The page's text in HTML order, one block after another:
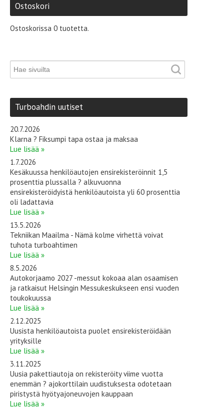
Ostoskori
Ostoskorissa 0 tuotetta.
Turboahdin uutiset
20.7.2026
Klarna ? Fiksumpi tapa ostaa ja maksaa
Lue lisää »
1.7.2026
Kesäkuussa henkilöautojen ensirekisteröinnit 1,5
prosenttia plussalla ? alkuvuonna
ensirekisteröidyistä henkilöautoista yli 60 prosenttia
oli ladattavia
Lue lisää »
13.5.2026
Tekniikan Maailma - Nämä kolme virhettä voivat
tuhota turboahtimen
Lue lisää »
8.5.2026
Autokorjaamo 2027 -messut kokoaa alan osaamisen
ja ratkaisut Helsingin Messukeskukseen ensi vuoden
toukokuussa
Lue lisää »
2.12.2025
Uusista henkilöautoista puolet ensirekisteröidään
yrityksille
Lue lisää »
3.11.2025
Uusia pakettiautoja on rekisteröity viime vuotta
enemmän ? ajokorttilain uudistuksesta odotetaan
piristystä hyötyajoneuvojen kauppaan
Lue lisää »